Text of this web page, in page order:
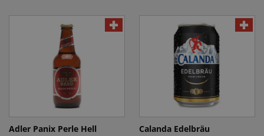
Adler Panix Perle Hell Calanda Edelbräu